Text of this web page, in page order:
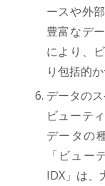
ースや外
豊富なデ
により、
り包括的
データの
ビューテ
データの
「ビュー
IDX」は、